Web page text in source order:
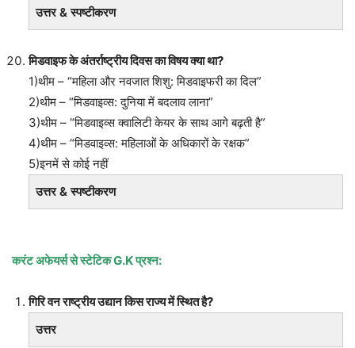
उत्तर & स्पष्टीकरण
मिडवाइफ के अंतर्राष्ट्रीय दिवस का विषय क्या था?
1)थीम – “महिला और नवजात शिशु: मिडवाइफरी का दिल”
2)थीम – “मिडवाइव्स: दुनिया में बदलाव लाना”
3)थीम – “मिडवाइव्स क्वालिटी केयर के साथ आगे बढ़ती है”
4)थीम – “मिडवाइव्स: महिलाओं के अधिकारों के रक्षक”
5)इनमें से कोई नहीं
उत्तर & स्पष्टीकरण
करंट अफेयर्स से स्टेटिकG.K प्रश्न:
गिरि वन राष्ट्रीय उद्यान किस राज्य में स्थित है?
उत्तर